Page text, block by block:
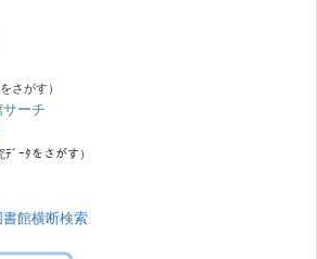
さがす）
ーチ
ﾀをさがす）
館横断検索